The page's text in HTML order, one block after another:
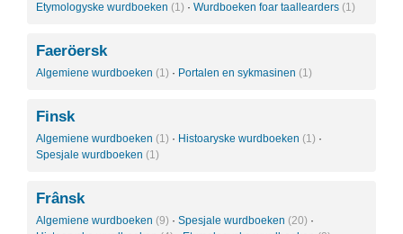
Etymologyske wurdboeken (1) · Wurdboeken foar taallearders (1)
Faeröersk
Algemiene wurdboeken (1) · Portalen en sykmasinen (1)
Finsk
Algemiene wurdboeken (1) · Histoaryske wurdboeken (1) ·
Spesjale wurdboeken (1)
Frânsk
Algemiene wurdboeken (9) · Spesjale wurdboeken (20) ·